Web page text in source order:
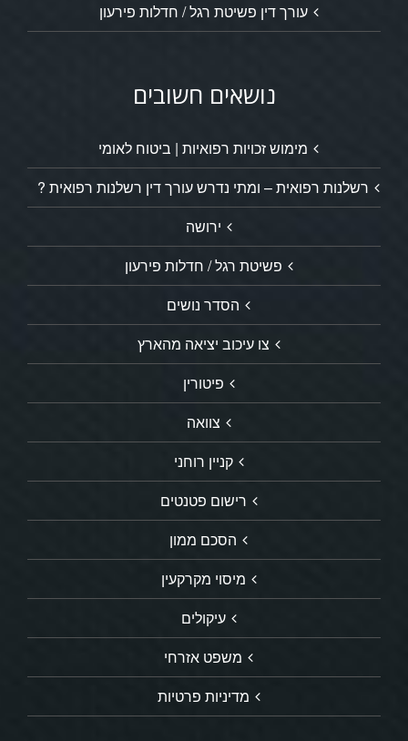
עורך דין פשיטת רגל / חדלות פירעון
נושאים חשובים
מימוש זכויות רפואיות | ביטוח לאומי
רשלנות רפואית – ומתי נדרש עורך דין רשלנות רפואית ?
ירושה
פשיטת רגל / חדלות פירעון
הסדר נושים
צו עיכוב יציאה מהארץ
פיטורין
צוואה
קניין רוחני
רישום פטנטים
הסכם ממון
מיסוי מקרקעין
עיקולים
משפט אזרחי
מדיניות פרטיות